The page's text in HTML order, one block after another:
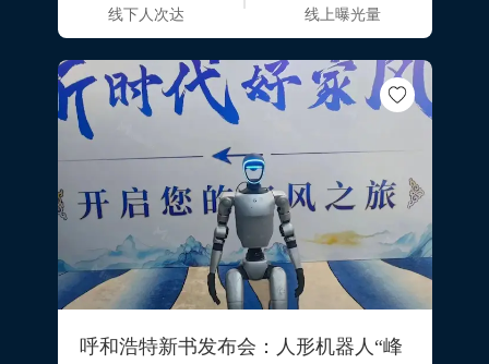
线下人次达 线上曝光量
呼和浩特新书发布会：人形机器人“峰